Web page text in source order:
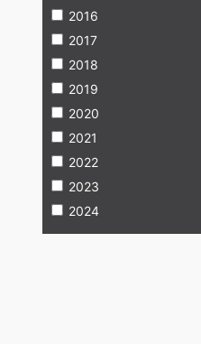
2016
2017
2018
2019
2020
2021
2022
2023
2024